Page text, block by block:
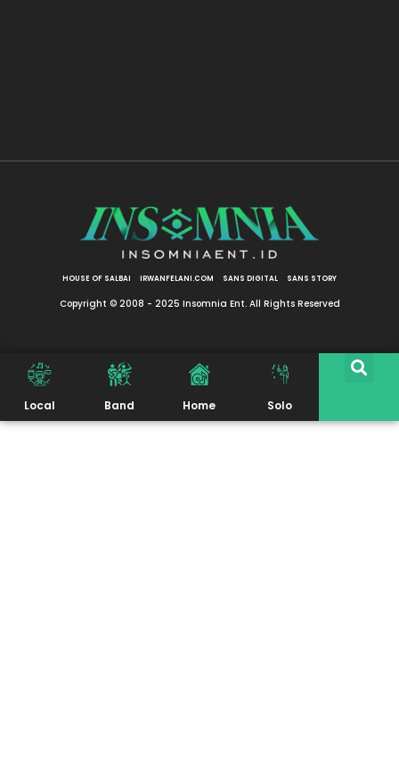
HOUSE OF SALBAI IRWANFELANI.COM SANS DIGITAL SANS STORY
Copyright © 2008 - 2025 Insomnia Ent. All Rights Reserved
Local Band Home Solo